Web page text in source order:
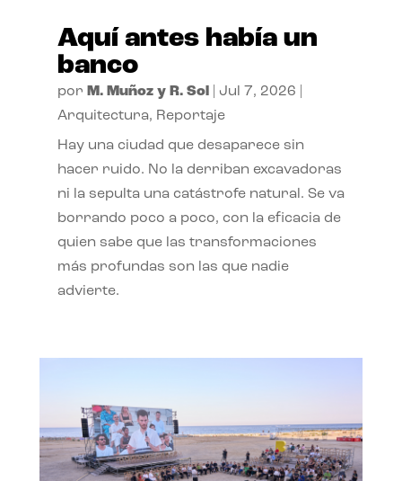
Aquí antes había un
banco
por M. Muñoz y R. Sol| Jul 7, 2026
Arquitectura, Reportaje
Hay una ciudad que desaparece sin
hacer ruido. No la derriban excavadoras
ni la sepulta una catástrofe natural. Se va
borrando poco a poco, con la eficacia de
quien sabe que las transformaciones
más profundas son las que nadie
advierte.